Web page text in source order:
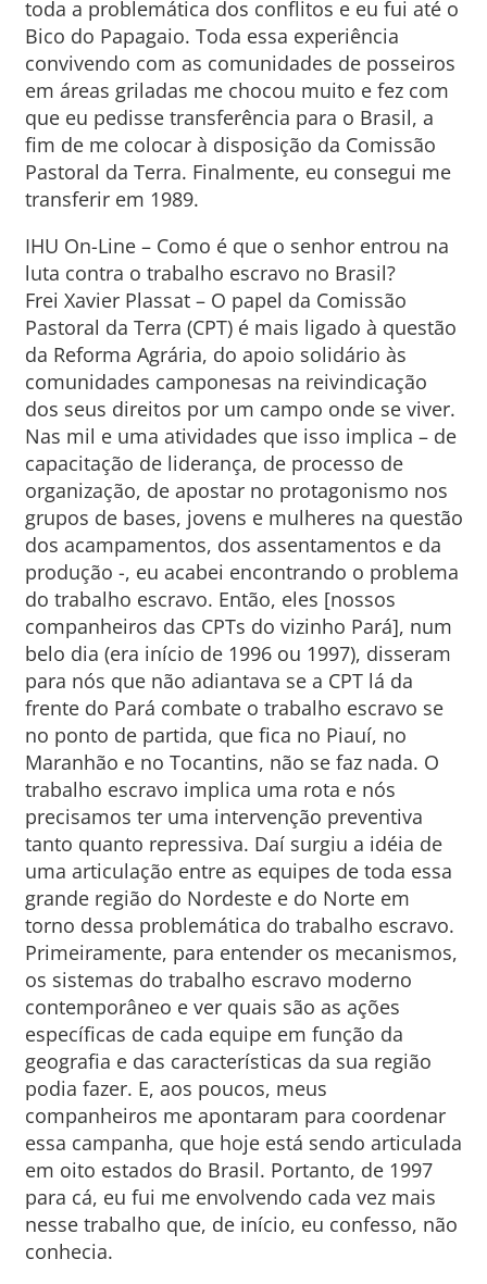
toda a problemática dos conflitos e eu fui até o
Bico do Papagaio. Toda essa experiência
convivendo com as comunidades de posseiros
em áreas griladas me chocou muito e fez com
que eu pedisse transferência para o Brasil, a
fim de me colocar à disposição da Comissão
Pastoral da Terra. Finalmente, eu consegui me
transferir em 1989.
IHU On-Line – Como é que o senhor entrou na
luta contra o trabalho escravo no Brasil?
Frei Xavier Plassat – O papel da Comissão
Pastoral da Terra (CPT) é mais ligado à questão
da Reforma Agrária, do apoio solidário às
comunidades camponesas na reivindicação
dos seus direitos por um campo onde se viver.
Nas mil e uma atividades que isso implica – de
capacitação de liderança, de processo de
organização, de apostar no protagonismo nos
grupos de bases, jovens e mulheres na questão
dos acampamentos, dos assentamentos e da
produção -, eu acabei encontrando o problema
do trabalho escravo. Então, eles [nossos
companheiros das CPTs do vizinho Pará], num
belo dia (era início de 1996 ou 1997), disseram
para nós que não adiantava se a CPT lá da
frente do Pará combate o trabalho escravo se
no ponto de partida, que fica no Piauí, no
Maranhão e no Tocantins, não se faz nada. O
trabalho escravo implica uma rota e nós
precisamos ter uma intervenção preventiva
tanto quanto repressiva. Daí surgiu a idéia de
uma articulação entre as equipes de toda essa
grande região do Nordeste e do Norte em
torno dessa problemática do trabalho escravo.
Primeiramente, para entender os mecanismos,
os sistemas do trabalho escravo moderno
contemporâneo e ver quais são as ações
específicas de cada equipe em função da
geografia e das características da sua região
podia fazer. E, aos poucos, meus
companheiros me apontaram para coordenar
essa campanha, que hoje está sendo articulada
em oito estados do Brasil. Portanto, de 1997
para cá, eu fui me envolvendo cada vez mais
nesse trabalho que, de início, eu confesso, não
conhecia.